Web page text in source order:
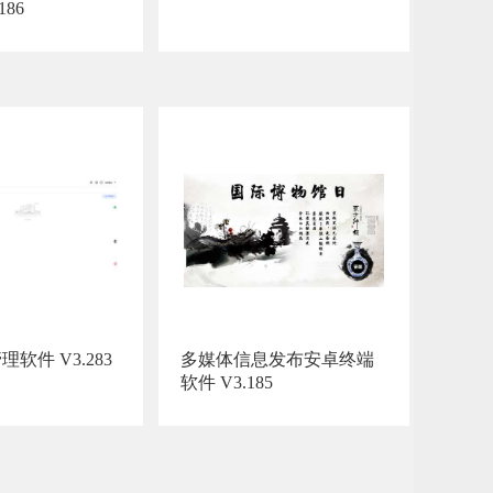
软件 V3.283
多媒体信息发布安卓终端
软件 V3.185